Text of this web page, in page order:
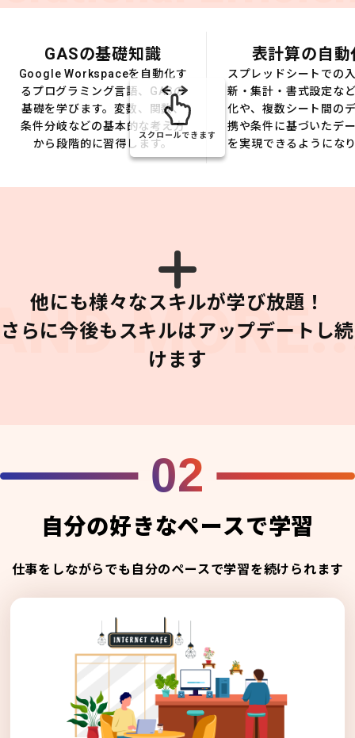
GASの基礎知識
Google Workspaceを自動化す
るプログラミング言語、GASの
基礎を学びます。変数、関数、
条件分岐などの基本的な考え方
から段階的に習得します。
表計算の自動
スプレッドシートでの
新・集計・書式設定な
化や、複数シート間の
携や条件に基づいたデ
を実現できるようにな
スクロールできます
他にも様々なスキルが学び放題！
さらに今後もスキルはアップデートし続
けます
02
自分の好きなペースで学習
仕事をしながらでも自分のペースで学習を続けられます